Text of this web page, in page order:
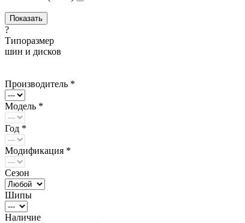
?
Типоразмер
шин и дисков
Производитель *
Модель *
Год *
Модификация *
Сезон
Шипы
Наличие